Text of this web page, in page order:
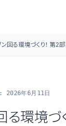
回る環境づくり！ 第2
2026年6月11日
環境づ